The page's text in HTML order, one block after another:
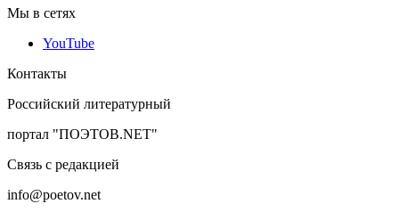
Мы в сетях
YouTube
Контакты
Российский литературный
портал "ПОЭТОВ.NET"
Связь с редакцией
info@poetov.net